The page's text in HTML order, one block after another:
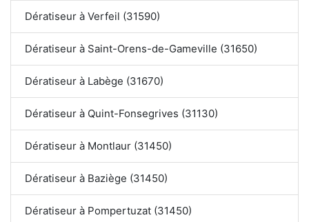
Dératiseur à Verfeil (31590)
Dératiseur à Saint-Orens-de-Gameville (31650)
Dératiseur à Labège (31670)
Dératiseur à Quint-Fonsegrives (31130)
Dératiseur à Montlaur (31450)
Dératiseur à Baziège (31450)
Dératiseur à Pompertuzat (31450)